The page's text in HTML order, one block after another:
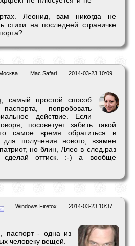
Леонид, вам никогда не
стихи на последней страничке
2014-03-23 10:09
Mac Safari
самый простой способ
попробовать
действие. Если
посоветует забить такой
самое время обратиться в
для получения нового, взамен
но блин, Ллео в след.раз
оттиск. :-) а вообще
2014-03-23 10:37
Windows Firefox
паспорт - одна из
человеку вещей.